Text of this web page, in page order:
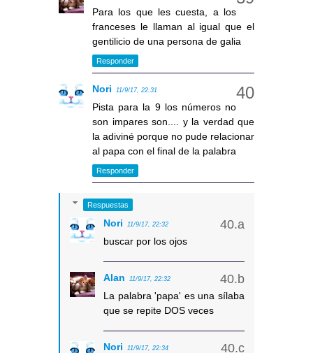
Para los que les cuesta, a los
franceses le llaman al igual que el
gentilicio de una persona de galia
Responder
Nori 11/9/17, 22:31
Pista para la 9 los números no
son impares son.... y la verdad que
la adiviné porque no pude relacionar
al papa con el final de la palabra
Responder
Respuestas
Nori 11/9/17, 22:32
buscar por los ojos
Alan 11/9/17, 22:32
La palabra 'papa' es una sílaba
que se repite DOS veces
Nori 11/9/17, 22:34